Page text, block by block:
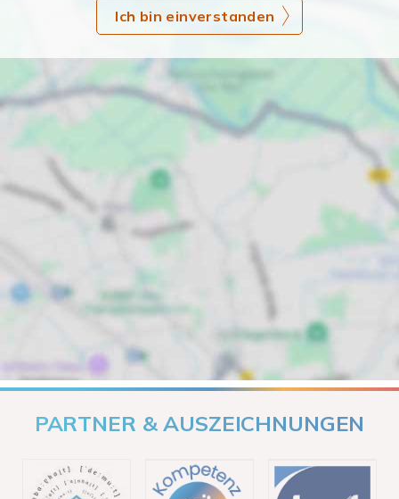
Ich bin einverstanden
PARTNER & AUSZEICHNUNGEN